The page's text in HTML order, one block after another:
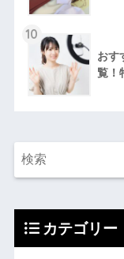
10
おす
覧！
カテゴリー